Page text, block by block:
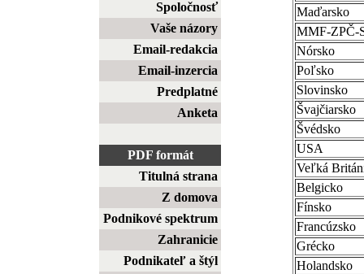
Spoločnosť
Vaše názory
Email-redakcia
Email-inzercia
Predplatné
Anketa
PDF formát
Titulná strana
Z domova
Podnikové spektrum
Zahranicie
Podnikateľ a štýl
Maďarsko
MMF-ZPČ-
Nórsko
Poľsko
Slovinsko
Švajčiarsko
Švédsko
USA
Veľká
Belgicko
Fínsko
Francúzsko
Grécko
Holandsko